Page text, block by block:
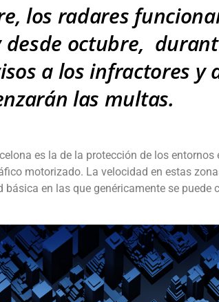
los radares
desde octubre,
a los infractores y
las multas.
es la de la protección de los entornos
motorizado. La velocidad en estas
en las que genéricamente se